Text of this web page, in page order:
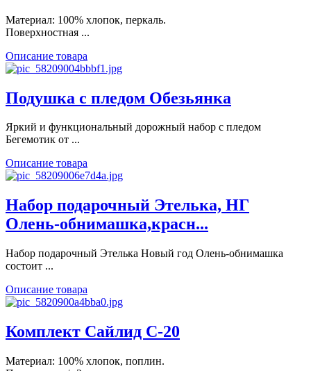
Материал: 100% хлопок, перкаль.
Поверхностная ...
Описание товара
Подушка с пледом Обезьянка
Яркий и функциональный дорожный набор с пледом
Бегемотик от ...
Описание товара
Набор подарочный Этелька, НГ
Олень-обнимашка,красн...
Набор подарочный Этелька Новый год Олень-обнимашка
состоит ...
Описание товара
Комплект Сайлид С-20
Материал: 100% хлопок, поплин.